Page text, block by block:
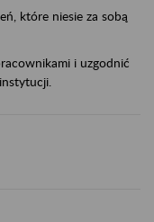
które niesie za sobą
i uzgodnić